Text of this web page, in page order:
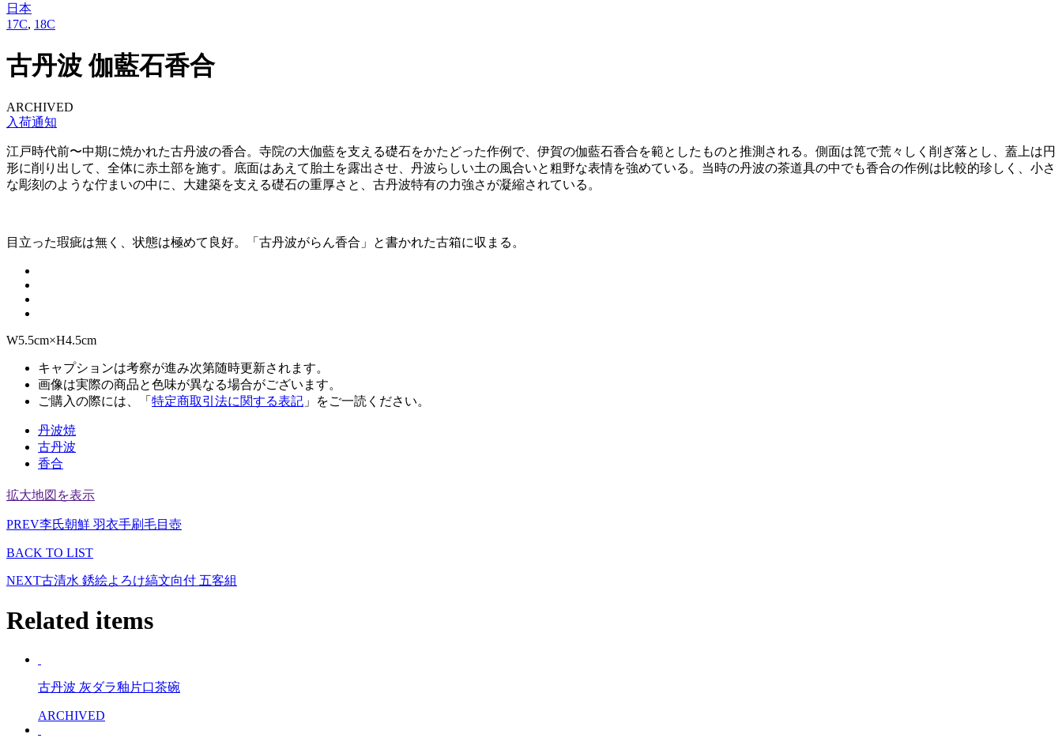
日本
17C, 18C
古丹波 伽藍石香合
ARCHIVED
入荷通知
江戸時代前〜中期に焼かれた古丹波の香合。寺院の大伽藍を支える礎石をかたどった作例で、伊賀の伽藍石香合を範としたものと推測される。側面は箆で荒々しく削ぎ落とし、蓋上は円
形に削り出して、全体に赤土部を施す。底面はあえて胎土を露出させ、丹波らしい土の風合いと粗野な表情を強めている。当時の丹波の茶道具の中でも香合の作例は比較的珍しく、小さ
な彫刻のような佇まいの中に、大建築を支える礎石の重厚さと、古丹波特有の力強さが凝縮されている。
目立った瑕疵は無く、状態は極めて良好。「古丹波がらん香合」と書かれた古箱に収まる。
W5.5cm×H4.5cm
キャプションは考察が進み次第随時更新されます。
画像は実際の商品と色味が異なる場合がございます。
ご購入の際には、「 特定商取引法に関する表記 」をご一読ください。
丹波焼
古丹波
香合
拡大地図を表示
PREV李氏朝鮮 羽衣手刷毛目壺
BACK TO LIST
NEXT古清水 銹絵よろけ縞文向付 五客組
Related items
古丹波 灰ダラ釉片口茶碗
ARCHIVED